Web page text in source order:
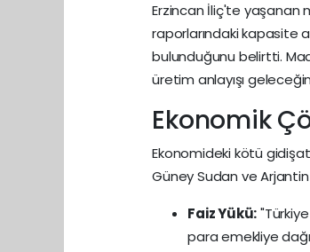
Erzincan İliç'te yaşanan
raporlarındaki kapasite
bulunduğunu belirtti.
üretim anlayışı
Ekonomik
Ekonomideki kötü
Güney Sudan ve Arjantin
Faiz Yükü:
para emekliye